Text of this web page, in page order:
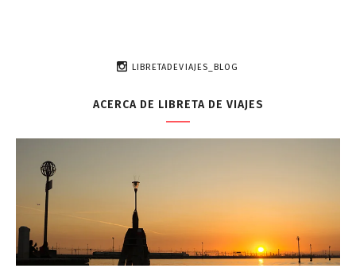
LIBRETADEVIAJES_BLOG
ACERCA DE LIBRETA DE VIAJES